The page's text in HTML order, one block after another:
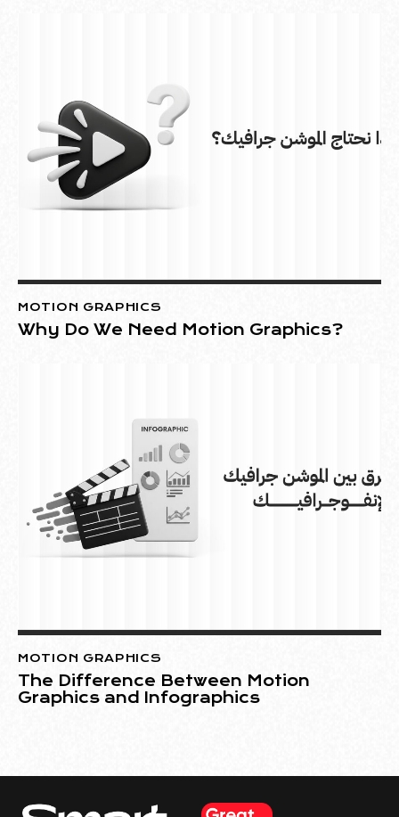
MOTION GRAPHICS
Why Do We Need Motion Graphics?
MOTION GRAPHICS
The Difference Between Motion
Graphics and Infographics